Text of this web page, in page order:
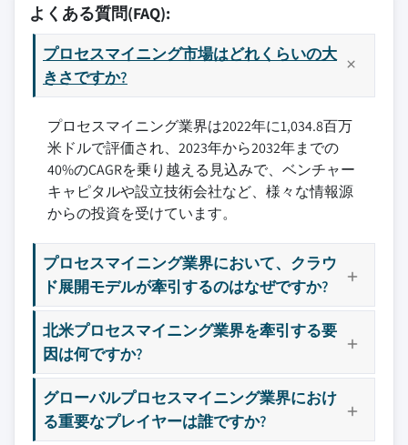
よくある質問(FAQ):
プロセスマイニング市場はどれくらいの大
きさですか?
プロセスマイニング業界は2022年に1,034.8百万
米ドルで評価され、2023年から2032年までの
40%のCAGRを乗り越える見込みで、ベンチャー
キャピタルや設立技術会社など、様々な情報源
からの投資を受けています。
プロセスマイニング業界において、クラウ
ド展開モデルが牽引するのはなぜですか?
北米プロセスマイニング業界を牽引する要
因は何ですか?
グローバルプロセスマイニング業界におけ
る重要なプレイヤーは誰ですか?